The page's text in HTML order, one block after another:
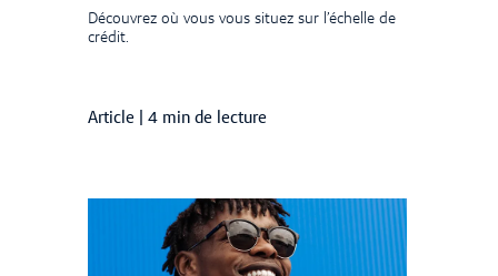
Découvrez où vous vous situez sur l’échelle de
crédit.
Article 4 min de lecture